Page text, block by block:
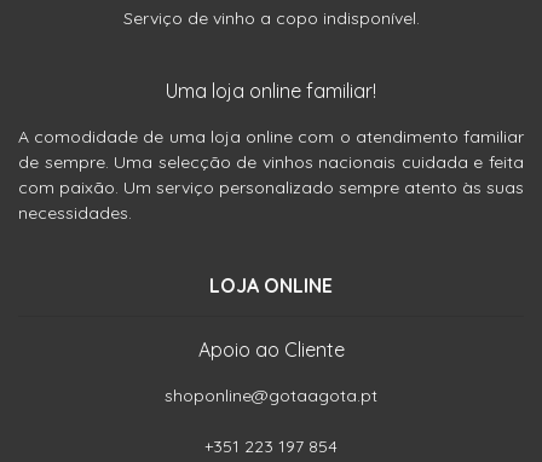
Serviço de vinho a copo indisponível.
Uma loja online familiar!
A comodidade de uma loja online com o atendimento familiar
de sempre. Uma selecção de vinhos nacionais cuidada e feita
com paixão. Um serviço personalizado sempre atento às suas
necessidades.
LOJA ONLINE
Apoio ao Cliente
shoponline@gotaagota.pt
+351 223 197 854